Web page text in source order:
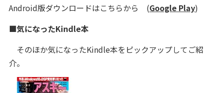
Android版ダウンロードはこちらから (Google Play)
■気になったKindle本
そのほか気になったKindle本をピックアップしてご紹
介。